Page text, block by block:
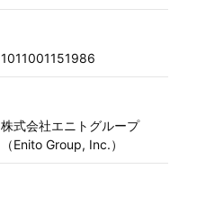
1011001151986
株式会社エニトグループ
（Enito Group, Inc.）